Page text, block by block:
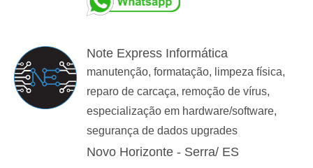
Note Express Informática
manutenção, formatação, limpeza física,
reparo de carcaça, remoção de vírus,
especialização em hardware/software,
segurança de dados upgrades
Novo Horizonte - Serra/ ES